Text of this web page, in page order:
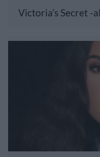
Victoria’s Secret -